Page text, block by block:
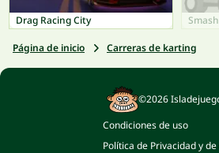
Drag Racing City
Página de inicio Carreras de karting
©2026
Condiciones de uso
Política de Privacidad y